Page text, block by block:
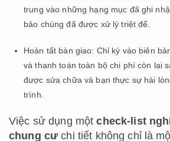
trung vào những hạng mục đã ghi
bảo chúng đã được xử lý triệt để.
Hoàn tất bàn giao: Chỉ ký vào biên
và thanh toán toàn bộ chi phí còn lại
được sửa chữa và bạn thực sự hài
trình.
Việc sử dụng mộtcheck-list
chung cư chi tiết không chỉ là